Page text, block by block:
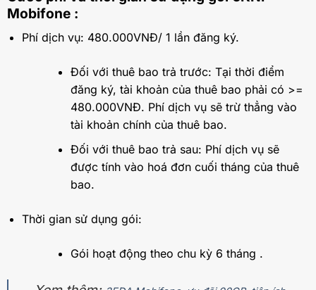
Mobifone :
Phí dịch vụ: 480.000VNĐ/ 1 lần đăng ký.
Đối với thuê bao trả trước: Tại thời điểm
đăng ký, tài khoản của thuê bao phải có >=
480.000VNĐ. Phí dịch vụ sẽ trừ thẳng vào
tài khoản chính của thuê bao.
Đối với thuê bao trả sau: Phí dịch vụ sẽ
được tính vào hoá đơn cuối tháng của thuê
bao.
Thời gian sử dụng gói:
Gói hoạt động theo chu kỳ 6 tháng .